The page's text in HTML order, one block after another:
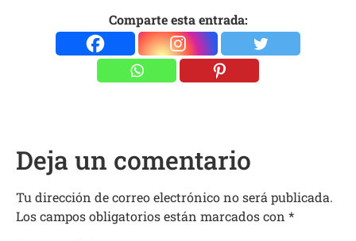
Comparte esta entrada:
Deja un comentario
Tu dirección de correo electrónico no será publicada.
Los campos obligatorios están marcados con *